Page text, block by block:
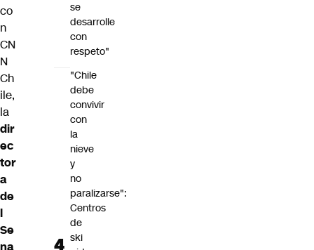
co
n
CN
N
Ch
ile,
la
dir
ec
tor
a
de
l
Se
na
se
desarrolle
con
respeto"
"Chile
debe
convivir
con
la
nieve
y
no
paralizarse":
Centros
de
ski